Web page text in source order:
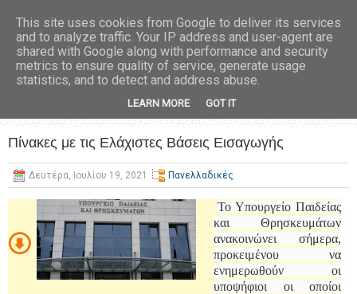
Πίνακες με τις Ελάχιστες Βάσεις Εισαγωγής
Δευτέρα, Ιουλίου 19, 2021 Πανελλαδικές
Το Υπουργείο Παιδείας
και Θρησκευμάτων
ανακοινώνει σήμερα,
προκειμένου να
ενημερωθούν οι
υποψήφιοι οι οποίοι
This site uses cookies from Google to deliver its services
and to analyze traffic. Your IP address and user-agent are
shared with Google along with performance and security
metrics to ensure quality of service, generate usage
statistics, and to detect and address abuse.
LEARN MORE GOT IT